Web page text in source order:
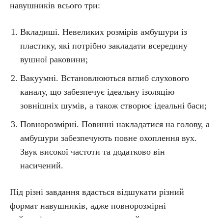
навушників всього три:
Вкладиші. Невеликих розмірів амбушури із
пластику, які потрібно закладати всередину
вушної раковини;
Вакуумні. Встановлюються вглиб слухового
каналу, що забезпечує ідеальну ізоляцію
зовнішніх шумів, а також створює ідеальні баси;
Повнорозмірні. Повинні накладатися на голову, а
амбушури забезпечують повне охоплення вух.
Звук високої частоти та додатково він
насичений.
Під різні завдання вдасться відшукати різний
формат навушників, адже повнорозмірні